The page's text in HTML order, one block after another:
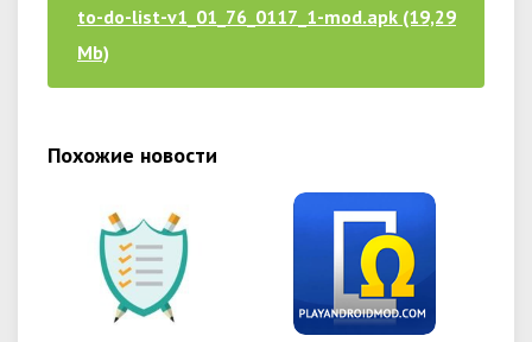
to-do-list-v1_01_76_0117_1-mod.apk (19,29
Mb)
Похожие новости